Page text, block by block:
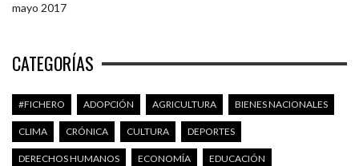
mayo 2017
CATEGORÍAS
#FICHERO ADOPCIÓN AGRICULTURA BIENES NACIONALES
CLIMA CRÓNICA CULTURA DEPORTES
DERECHOS HUMANOS ECONOMÍA EDUCACIÓN